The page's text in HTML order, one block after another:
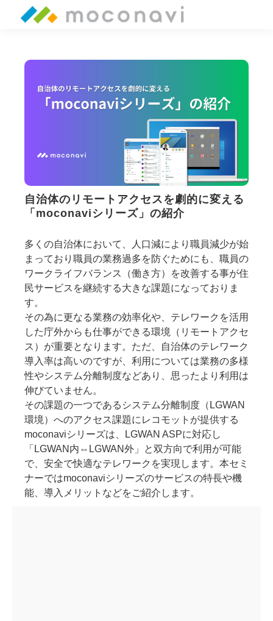
自治体のリモートアクセスを劇的に変える
「moconaviシリーズ」の紹介
多くの自治体において、人口減により職員減少が始
まっており職員の業務過多を防ぐためにも、職員の
ワークライフバランス（働き方）を改善する事が住
民サービスを継続する大きな課題になっておりま
す。
その為に更なる業務の効率化や、テレワークを活用
した庁外からも仕事ができる環境（リモートアクセ
ス）が重要となります。ただ、自治体のテレワーク
導入率は高いのですが、利用については業務の多様
性やシステム分離制度などあり、思ったより利用は
伸びていません。
その課題の一つであるシステム分離制度（LGWAN
環境）へのアクセス課題にレコモットが提供する
moconaviシリーズは、LGWAN ASPに対応し
「LGWAN内⇔LGWAN外」と双方向で利用が可能
で、安全で快適なテレワークを実現します。本セミ
ナーではmoconaviシリーズのサービスの特長や機
能、導入メリットなどをご紹介します。